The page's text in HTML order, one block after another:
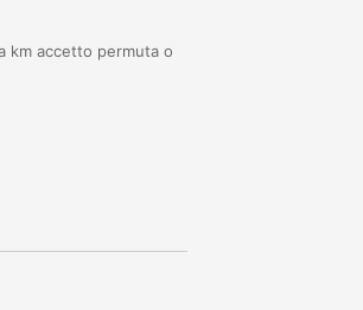
km accetto permuta o